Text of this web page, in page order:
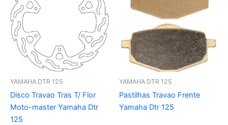
YAMAHA DTR 125
Disco Travao Tras T/ Flor
Moto-master Yamaha Dtr
125
YAMAHA DTR 125
Pastilhas Travao Frente
Yamaha Dtr 125